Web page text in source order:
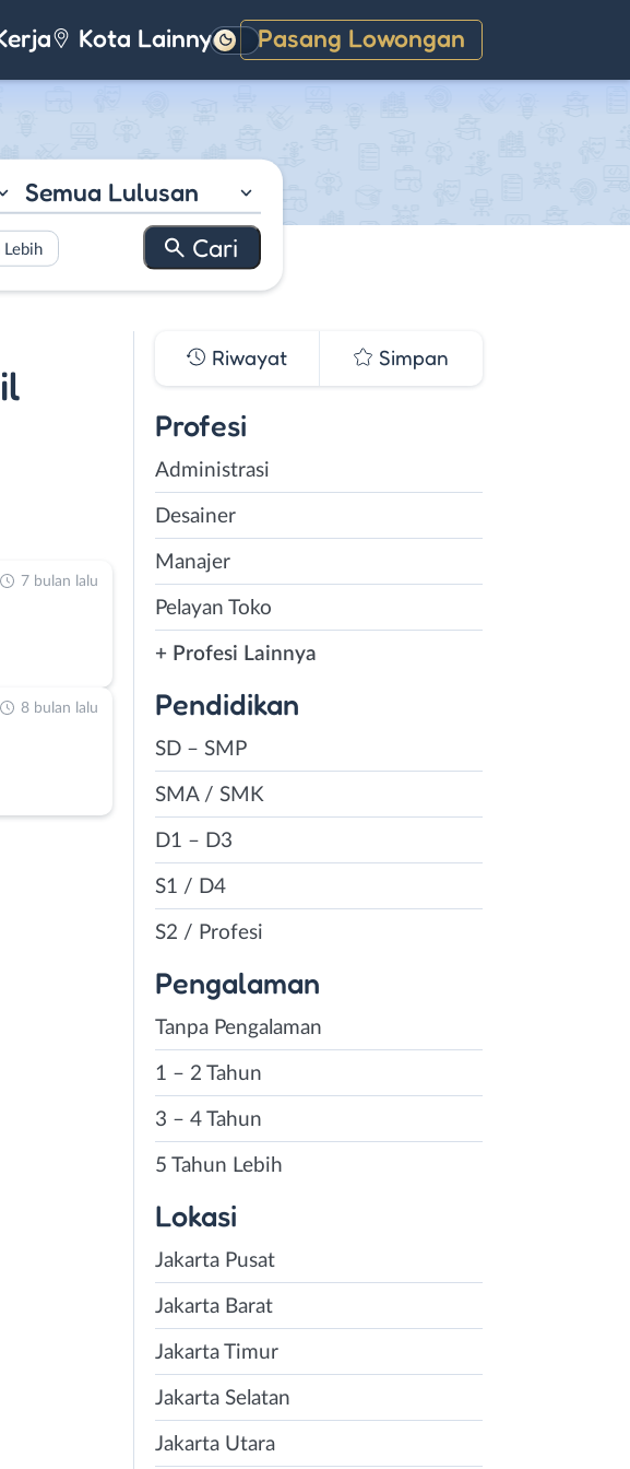
Kota Lainnya Pasang Lowongan
Gelap
Semua Lulusan
Lebih
7 bulan lalu
8 bulan lalu
Riwayat Simpan
Profesi
Administrasi
Desainer
Manajer
Pelayan Toko
+ Profesi Lainnya
Pendidikan
SD – SMP
SMA / SMK
D1 – D3
S1 / D4
S2 / Profesi
Pengalaman
Tanpa Pengalaman
1 – 2 Tahun
3 – 4 Tahun
5 Tahun Lebih
Lokasi
Jakarta Pusat
Jakarta Barat
Jakarta Timur
Jakarta Selatan
Jakarta Utara